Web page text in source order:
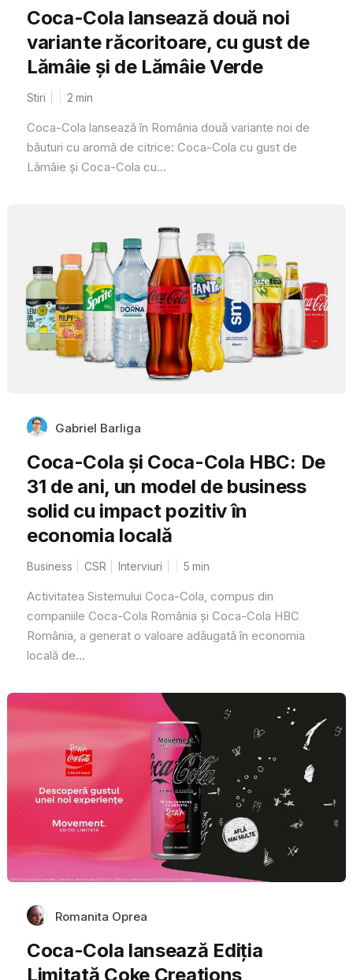
Coca-Cola lansează două noi
variante răcoritoare, cu gust de
Lămâie și de Lămâie Verde
Stiri 2 min
Coca-Cola lansează în România două variante noi de
băuturi cu aromă de citrice: Coca-Cola cu gust de
Lămâie și Coca-Cola cu...
Gabriel Barliga
Coca-Cola și Coca-Cola HBC: De
31 de ani, un model de business
solid cu impact pozitiv în
economia locală
Business CSR Interviuri 5 min
Activitatea Sistemului Coca-Cola, compus din
companiile Coca-Cola România și Coca-Cola HBC
România, a generat o valoare adăugată în economia
locală de...
Romanita Oprea
Coca-Cola lansează Ediția
Limitată Coke Creations